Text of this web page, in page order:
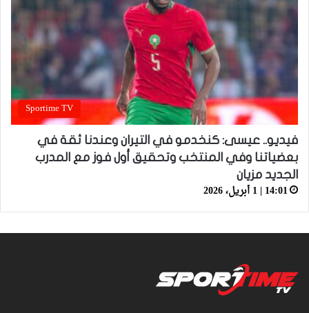
Sportime TV
فيديو.. عيسى: كنخدمو في التيران وعندنا ثقة في
بعضياتنا وفي المنتخب وتحقيق أول فوز مع المدرب
الجديد مزيان
14:01 | 1 أبريل، 2026